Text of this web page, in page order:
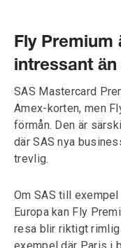
Fly
intressant
SAS Mastercard
Amex-korten, men
förmån. Den är
där SAS nya
trevlig.
Om SAS till
Europa kan Fly
resa blir riktigt rimlig